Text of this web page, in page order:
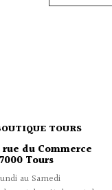
TOURS
rue du Commerce
Tours
au Samedi